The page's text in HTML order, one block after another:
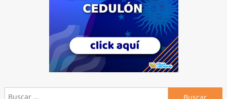
Buscar: